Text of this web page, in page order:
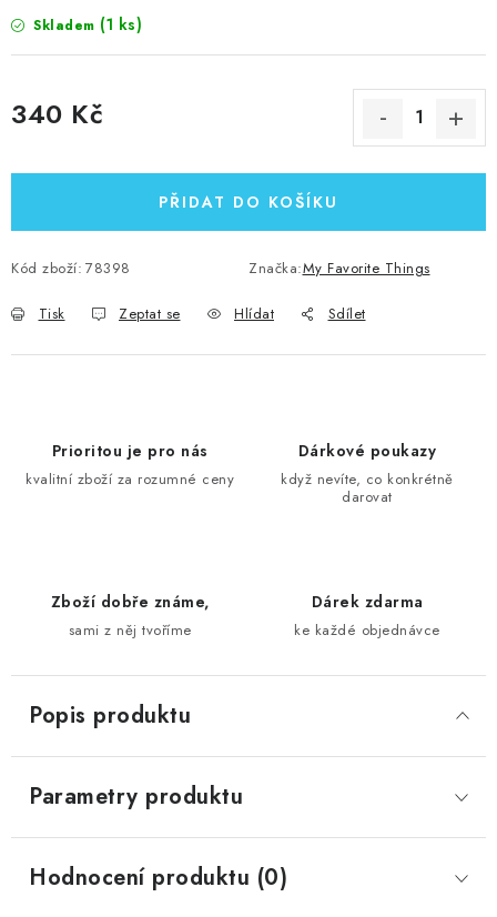
Skladem (1 ks)
340 Kč
PŘIDAT DO KOŠÍKU
Kód zboží: 78398 Značka:My Favorite Things
Tisk Zeptat se Hlídat Sdílet
Prioritou je pro nás
kvalitní zboží za rozumné ceny
Dárkové poukazy
když nevíte, co konkrétně
darovat
Zboží dobře známe,
sami z něj tvoříme
Dárek zdarma
ke každé objednávce
Popis produktu
Parametry produktu
Hodnocení produktu (0)